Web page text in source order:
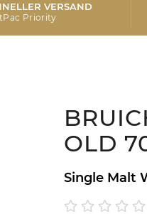
VERSAND
Priority
OLD
Single Malt